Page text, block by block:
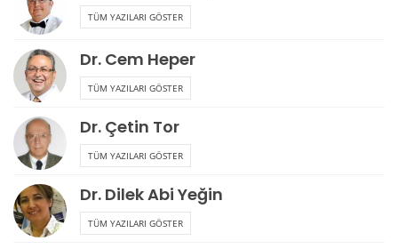
TÜM YAZILARI GÖSTER
Dr. Cem Heper
TÜM YAZILARI GÖSTER
Dr. Çetin Tor
TÜM YAZILARI GÖSTER
Dr. Dilek Abi Yeğin
TÜM YAZILARI GÖSTER